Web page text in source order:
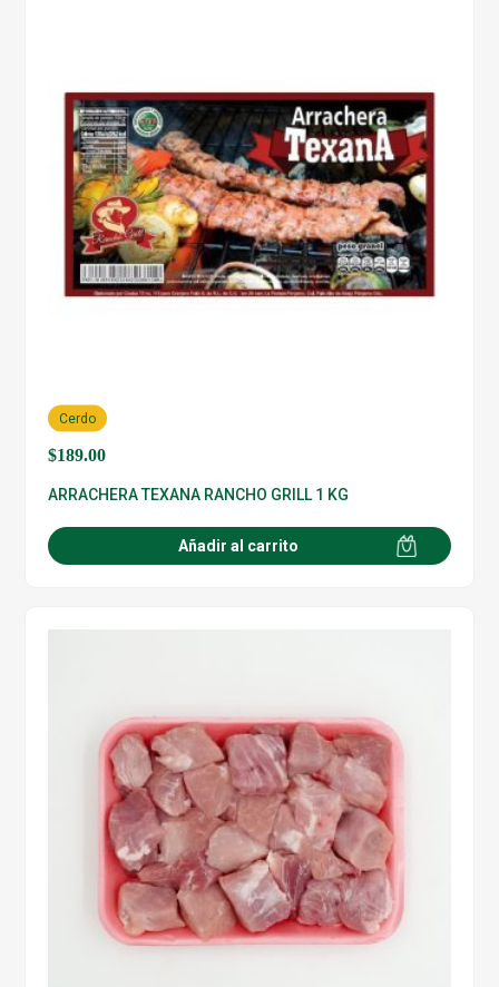
$189.00
Cerdo
ARRACHERA TEXANA RANCHO GRILL 1 KG
Añadir al carrito